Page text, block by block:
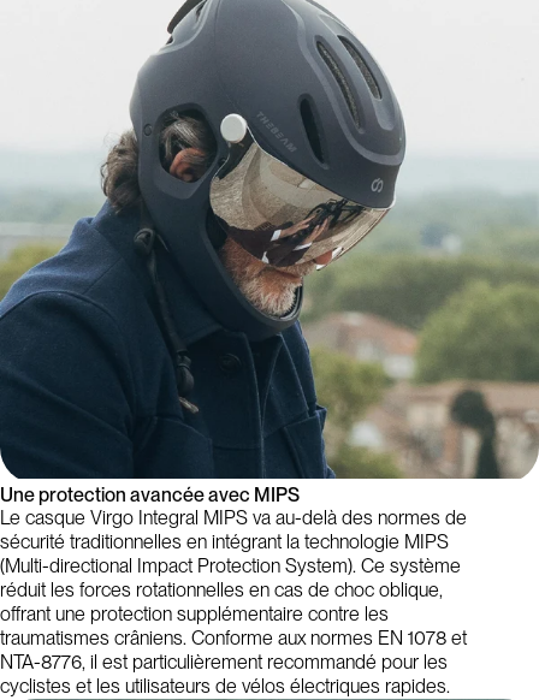
Une protection avancée avec MIPS
Le casque Virgo Integral MIPS va au-delà des normes de
sécurité traditionnelles en intégrant la technologie MIPS
(Multi-directional Impact Protection System). Ce système
réduit les forces rotationnelles en cas de choc oblique,
offrant une protection supplémentaire contre les
traumatismes crâniens. Conforme aux normes EN 1078 et
NTA-8776, il est particulièrement recommandé pour les
cyclistes et les utilisateurs de vélos électriques rapides.